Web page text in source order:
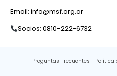
Email: info@msf.org.ar
Socios: 0810-222-6732
Preguntas Frecuentes Política